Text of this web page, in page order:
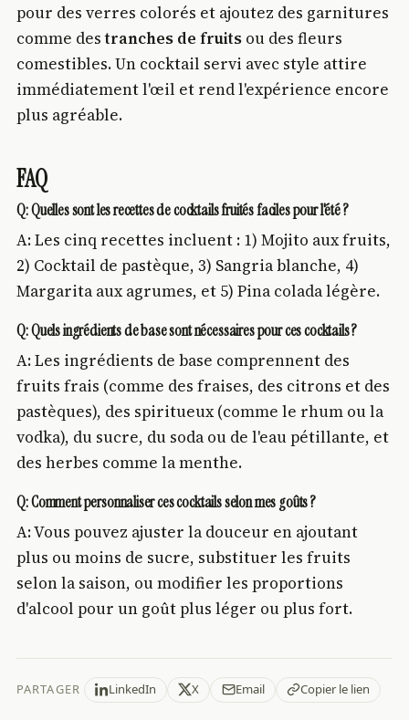
pour des verres colorés et ajoutez des garnitures
comme destranches de fruits ou des fleurs
comestibles. Un cocktail servi avec style attire
immédiatement l'œil et rend l'expérience encore
plus agréable.
FAQ
Q: Quelles sont les recettes de cocktails fruités faciles pour l'été ?
A: Les cinq recettes incluent : 1) Mojito aux fruits,
2) Cocktail de pastèque, 3) Sangria blanche, 4)
Margarita aux agrumes, et 5) Pina colada légère.
Q: Quels ingrédients de base sont nécessaires pour ces cocktails ?
A: Les ingrédients de base comprennent des
fruits frais (comme des fraises, des citrons et des
pastèques), des spiritueux (comme le rhum ou la
vodka), du sucre, du soda ou de l'eau pétillante, et
des herbes comme la menthe.
Q: Comment personnaliser ces cocktails selon mes goûts ?
A: Vous pouvez ajuster la douceur en ajoutant
plus ou moins de sucre, substituer les fruits
selon la saison, ou modifier les proportions
d'alcool pour un goût plus léger ou plus fort.
PARTAGER LinkedIn X Email Copier le lien